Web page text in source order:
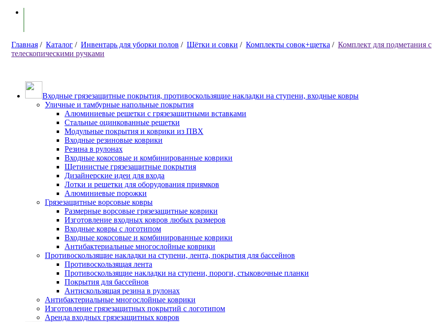
Главная / Каталог / Инвентарь для уборки полов / Щётки и совки / Комплекты совок+щетка / Комплект для подметания с
телескопическими ручками
Входные грязезащитные покрытия, противоскользящие накладки на ступени, входные ковры
Уличные и тамбурные напольные покрытия
Алюминиевые решетки с грязезащитными вставками
Стальные оцинкованные решетки
Модульные покрытия и коврики из ПВХ
Входные резиновые коврики
Резина в рулонах
Входные кокосовые и комбинированные коврики
Щетинистые грязезащитные покрытия
Дизайнерские идеи для входа
Лотки и решетки для оборудования приямков
Алюминиевые порожки
Грязезащитные ворсовые ковры
Размерные ворсовые грязезащитные коврики
Изготовление входных ковров любых размеров
Входные ковры с логотипом
Входные кокосовые и комбинированные коврики
Антибактериальные многослойные коврики
Противоскользящие накладки на ступени, лента, покрытия для бассейнов
Противоскользящая лента
Противоскользящие накладки на ступени, пороги, стыковочные планки
Покрытия для бассейнов
Антискользящая резина в рулонах
Антибактериальные многослойные коврики
Изготовление грязезащитных покрытий с логотипом
Аренда входных грязезащитных ковров